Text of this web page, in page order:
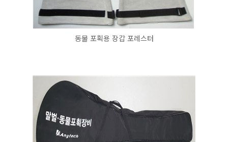
동물 포획용 장갑 포레스터